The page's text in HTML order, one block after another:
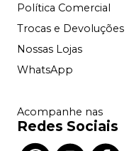
Política Comercial
Trocas e Devoluções
Nossas Lojas
WhatsApp
Acompanhe nas
Redes Sociais